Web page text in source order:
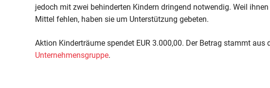
jedoch mit zwei behinderten Kindern dringend notwendig. Weil
Mittel fehlen, haben sie um Unterstützung gebeten.
Aktion Kinderträume spendet EUR 3.000,00. Der Betrag stammt aus
Unternehmensgruppe.